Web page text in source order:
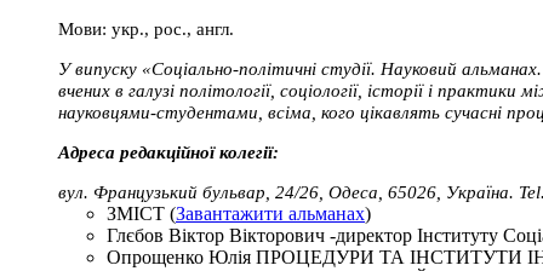
Мови: укр., рос., англ.
У випуску «Соціально-політичні студії. Науковий
вчених в галузі політології, соціології, історії і
науковцями-студентами, всіма, кого цікавлять сучасні
Адреса редакційної колегії:
вул. Французький бульвар, 24/26, Одеса, 65026, Україна.
ЗМІСТ (Завантажити альманах)
Глєбов Віктор Вікторович -директор Інституту
Опрощенко Юлія ПРОЦЕДУРИ ТА ІНСТИТУТИ